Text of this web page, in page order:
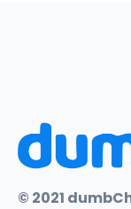
© 2021